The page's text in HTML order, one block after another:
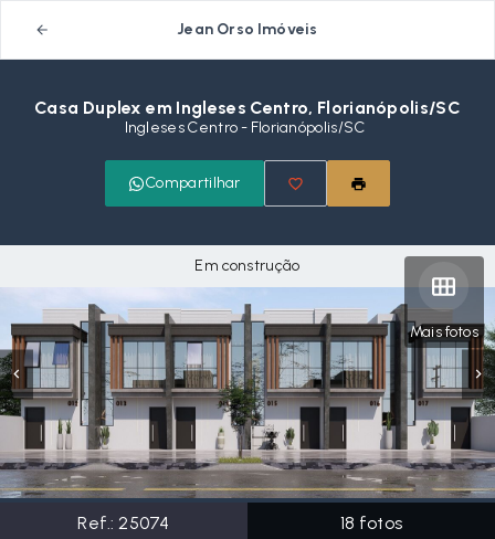
Jean Orso Imóveis
Casa Duplex em Ingleses Centro, Florianópolis/SC
Ingleses Centro - Florianópolis/SC
Compartilhar
Mais fotos
Ref.:25074 18 fotos
Em construção